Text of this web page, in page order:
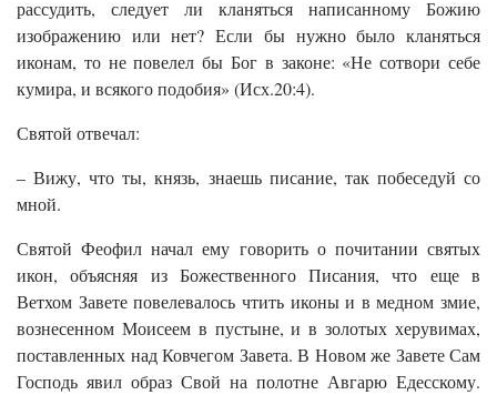
рассудить, следует ли кланяться написанному Божию
изображению или нет? Если бы нужно было кланяться
иконам, то не повелел бы Бог в законе: «Не сотвори себе
кумира, и всякого подобия» (Исх.20:4).
Святой отвечал:
– Вижу, что ты, князь, знаешь писание, так побеседуй со
мной.
Святой Феофил начал ему говорить о почитании святых
икон, объясняя из Божественного Писания, что еще в
Ветхом Завете повелевалось чтить иконы и в медном змие,
вознесенном Моисеем в пустыне, и в золотых херувимах,
поставленных над Ковчегом Завета. В Новом же Завете Сам
Господь явил образ Свой на полотне Авгарю Едесскому.